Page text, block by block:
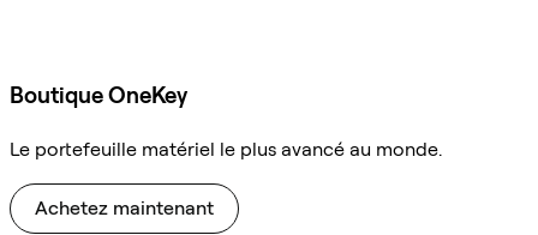
Boutique OneKey
Le portefeuille matériel le plus avancé au monde.
Achetez maintenant